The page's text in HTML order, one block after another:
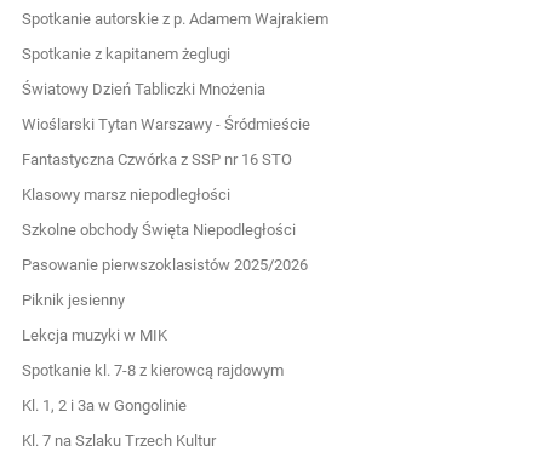
Spotkanie autorskie z p. Adamem Wajrakiem
Spotkanie z kapitanem żeglugi
Światowy Dzień Tabliczki Mnożenia
Wioślarski Tytan Warszawy - Śródmieście
Fantastyczna Czwórka z SSP nr 16 STO
Klasowy marsz niepodległości
Szkolne obchody Święta Niepodległości
Pasowanie pierwszoklasistów 2025/2026
Piknik jesienny
Lekcja muzyki w MIK
Spotkanie kl. 7-8 z kierowcą rajdowym
Kl. 1, 2 i 3a w Gongolinie
Kl. 7 na Szlaku Trzech Kultur